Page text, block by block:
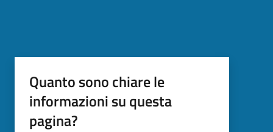
Quanto sono chiare le
informazioni su questa
pagina?